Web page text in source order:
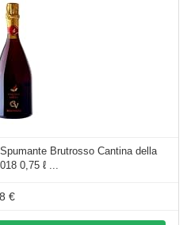
Brutrosso Cantina della
0,75 ℓ ...
€